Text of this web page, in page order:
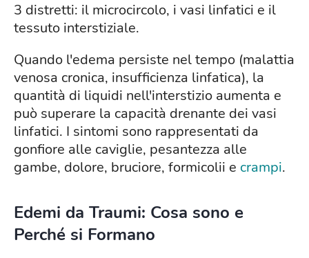
3 distretti: il microcircolo, i vasi linfatici e il
tessuto interstiziale.
Quando l'edema persiste nel tempo (malattia
venosa cronica, insufficienza linfatica), la
quantità di liquidi nell'interstizio aumenta e
può superare la capacità drenante dei vasi
linfatici. I sintomi sono rappresentati da
gonfiore alle caviglie, pesantezza alle
gambe, dolore, bruciore, formicolii e crampi.
Edemi da Traumi: Cosa sono e
Perché si Formano